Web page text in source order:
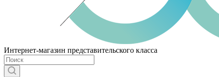
Интернет-магазин представительского класса